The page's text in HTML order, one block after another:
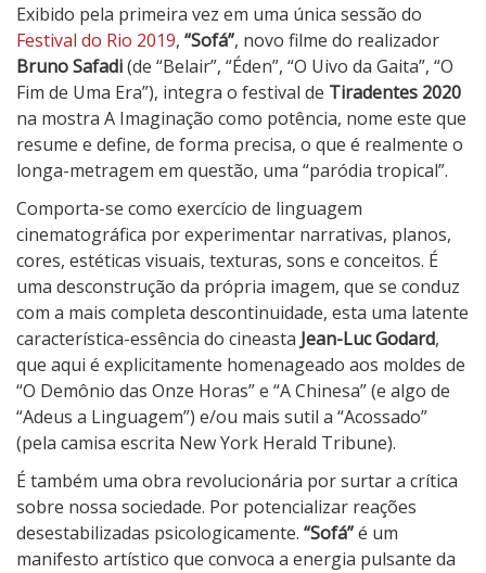
S
o
f
á
Exibido pela primeira vez em uma única sessão do
Festival do Rio 2019, “Sofá”, novo filme do realizador
Bruno Safadi(de “Belair”, “Éden”, “O Uivo da Gaita”, “O
Fim de Uma Era”), integra o festival de Tiradentes 2020
na mostra A Imaginação como potência, nome este que
resume e define, de forma precisa, o que é realmente o
longa-metragem em questão, uma “paródia tropical”.
Comporta-se como exercício de linguagem
cinematográfica por experimentar narrativas, planos,
cores, estéticas visuais, texturas, sons e conceitos. É
uma desconstrução da própria imagem, que se conduz
com a mais completa descontinuidade, esta uma latente
característica-essência do cineasta Jean-Luc Godard,
que aqui é explicitamente homenageado aos moldes de
“O Demônio das Onze Horas” e “A Chinesa” (e algo de
“Adeus a Linguagem”) e/ou mais sutil a “Acossado”
(pela camisa escrita New York Herald Tribune).
É também uma obra revolucionária por surtar a crítica
sobre nossa sociedade. Por potencializar reações
desestabilizadas psicologicamente. “Sofá”é um
manifesto artístico que convoca a energia pulsante da